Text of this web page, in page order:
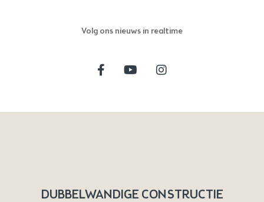
Volg ons nieuws in realtime
DUBBELWANDIGE CONSTRUCTIE